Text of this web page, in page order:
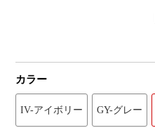
カラー
IV-アイボリー GY-グレー